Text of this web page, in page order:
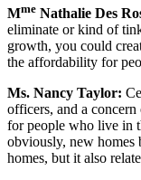
Mme Nathalie Des
eliminate or kind of
growth, you could
the affordability for
Ms. Nancy Taylor:
officers, and a
for people who live in
obviously, new homes
homes, but it also